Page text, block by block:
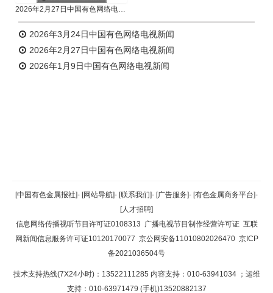
2026年2月27日中国有色网络电视新闻
2026年3月24日中国有色网络电视新闻
2026年2月27日中国有色网络电视新闻
2026年1月9日中国有色网络电视新闻
返回顶部
返回首页
[中国有色金属报社]- [网站导航]- [联系我们]- [广告服务]- [有色金属商务平台]-
[人才招聘]
信息网络传播视听节目许可证0108313 广播电视节目制作经营许可证 互联
网新闻信息服务许可证10120170077 京公网安备11010802026470 京ICP
备2021036504号
技术支持热线(7X24小时)：13522111285 内容支持：010-63941034 ；运维
支持：010-63971479 (手机)13520882137